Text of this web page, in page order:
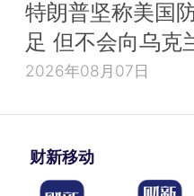
特朗普坚称美国
足 但不会向乌克
2026年08月07日
财新移动